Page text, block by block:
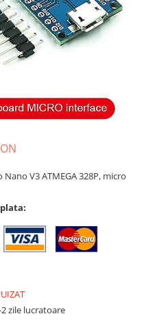
V3 ATMEGA 328P, micro
2 zile lucratoare